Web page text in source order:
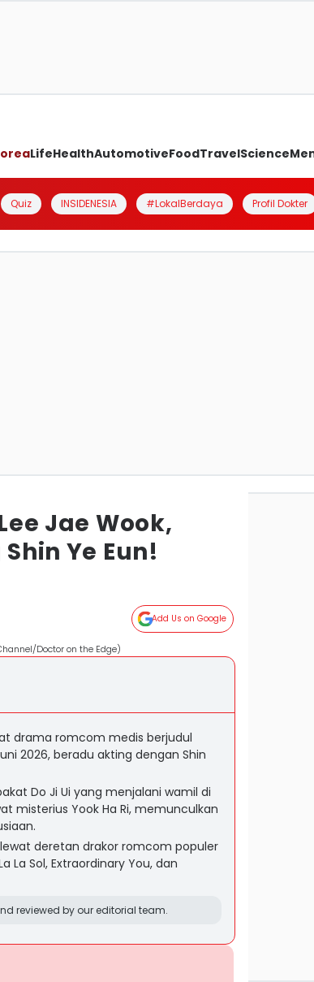
LifeHealthAutomotiveFoodTravelScience
Quiz INSIDENESIA #LokalBerdaya Profil Dokter
Jae Wook,
Ye Eun!
Add Us on Google
Doctor on the Edge)
drama romcom medis berjudul
2026, beradu akting dengan Shin
Do Ji Ui yang menjalani wamil di
misterius Yook Ha Ri, memunculkan
deretan drakor romcom populer
La Sol, Extraordinary You, dan
reviewed by our editorial team.